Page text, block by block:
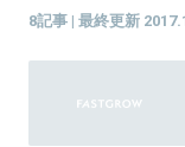
8記事 | 最終更新